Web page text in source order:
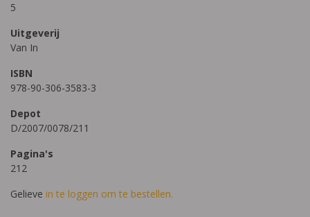
5
Uitgeverij
Van In
ISBN
978-90-306-3583-3
Depot
D/2007/0078/211
Pagina's
212
Gelieve in te loggen om te bestellen.